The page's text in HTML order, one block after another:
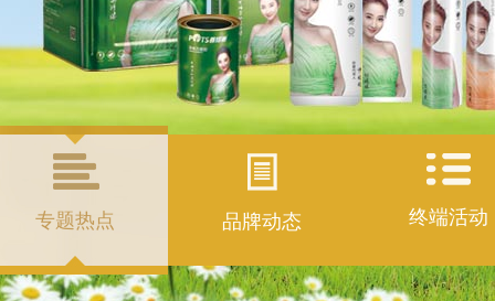
专题热点 品牌动态 终端活动